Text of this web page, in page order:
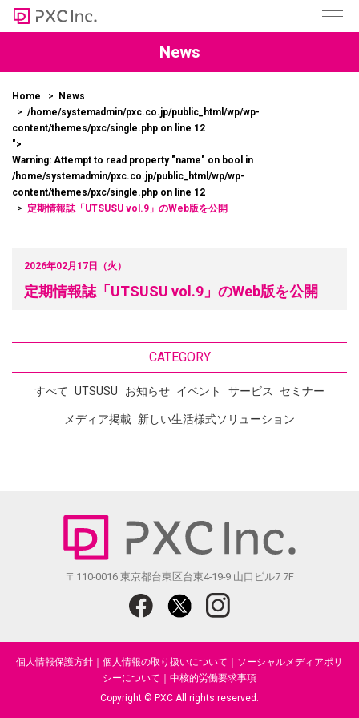
News
Home
News
/home/systemadmin/pxc.co.jp/public_html/wp/wp-
content/themes/pxc/single.php on line 12
">
Warning: Attempt to read property "name" on bool in
/home/systemadmin/pxc.co.jp/public_html/wp/wp-
content/themes/pxc/single.php on line 12
定期情報誌「UTSUSU vol.9」のWeb版を公開
2026年02月17日（火）
定期情報誌「UTSUSU vol.9」のWeb版を公開
CATEGORY
すべて UTSUSU お知らせ イベント サービス セミナー
メディア掲載 新しい生活様式ソリューション
〒110-0016 東京都台東区台東4-19-9 山口ビル7 7F
個人情報保護方針 個人情報の取り扱いについて
ソーシャルメディアポリ
シーについて
中核的労働要求事項
Copyright © PXC All rights reserved.